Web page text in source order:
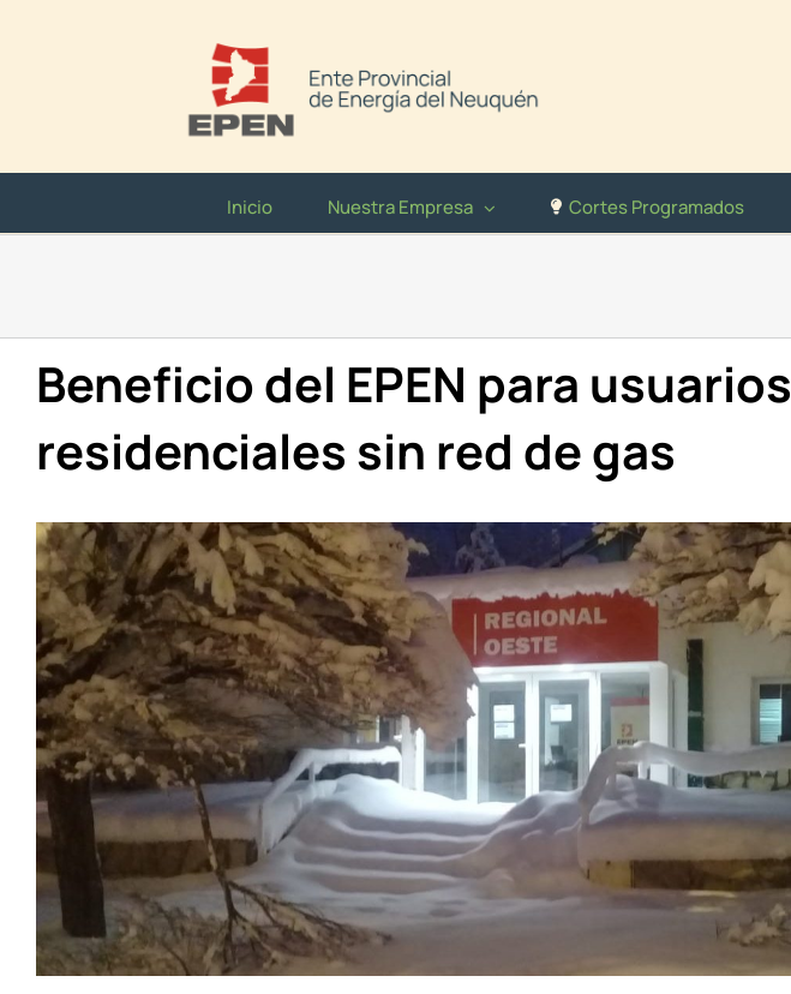
Inicio Nuestra Empresa Cortes Programados
Beneficio del EPEN para usuarios
residenciales sin red de gas